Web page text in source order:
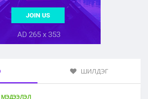
ШИЛДЭГ
МЭДЭЭЛЭЛ